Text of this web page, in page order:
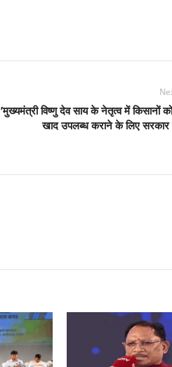
’मुख्यमंत्री विष्णु देव साय के नेतृत्व में किसानों
खाद उपलब्ध कराने के लिए सरकार